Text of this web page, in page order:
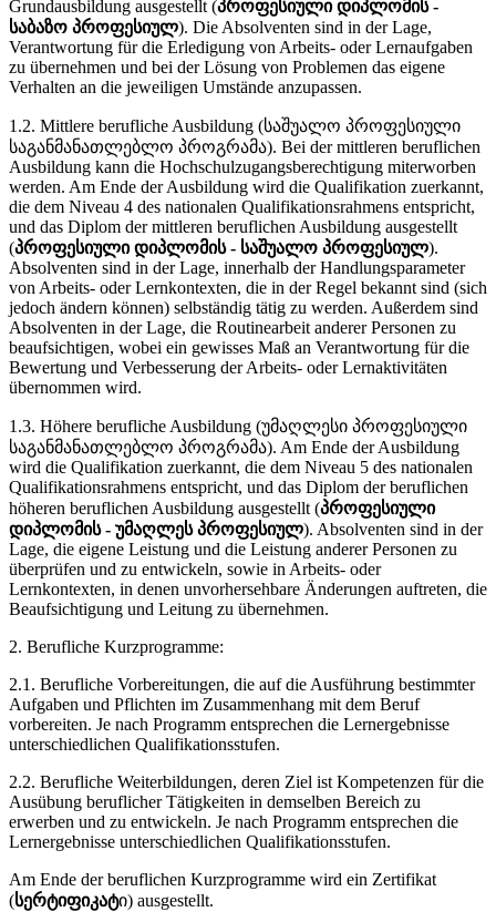
Grundausbildung ausgestellt (პროფესიული დიპლომის -
საბაზო პროფესიულ). Die Absolventen sind in der Lage,
Verantwortung für die Erledigung von Arbeits- oder Lernaufgaben
zu übernehmen und bei der Lösung von Problemen das eigene
Verhalten an die jeweiligen Umstände anzupassen.
1.2. Mittlere berufliche Ausbildung (საშუალო პროფესიული
საგანმანათლებლო პროგრამა). Bei der mittleren beruflichen
Ausbildung kann die Hochschulzugangsberechtigung miterworben
werden. Am Ende der Ausbildung wird die Qualifikation zuerkannt,
die dem Niveau 4 des nationalen Qualifikationsrahmens entspricht,
und das Diplom der mittleren beruflichen Ausbildung ausgestellt
(პროფესიული დიპლომის - საშუალო პროფესიულ).
Absolventen sind in der Lage, innerhalb der Handlungsparameter
von Arbeits- oder Lernkontexten, die in der Regel bekannt sind (sich
jedoch ändern können) selbständig tätig zu werden. Außerdem sind
Absolventen in der Lage, die Routinearbeit anderer Personen zu
beaufsichtigen, wobei ein gewisses Maß an Verantwortung für die
Bewertung und Verbesserung der Arbeits- oder Lernaktivitäten
übernommen wird.
1.3. Höhere berufliche Ausbildung (უმაღლესი პროფესიული
საგანმანათლებლო პროგრამა). Am Ende der Ausbildung
wird die Qualifikation zuerkannt, die dem Niveau 5 des nationalen
Qualifikationsrahmens entspricht, und das Diplom der beruflichen
höheren beruflichen Ausbildung ausgestellt (პროფესიული
დიპლომის - უმაღლეს პროფესიულ). Absolventen sind in der
Lage, die eigene Leistung und die Leistung anderer Personen zu
überprüfen und zu entwickeln, sowie in Arbeits- oder
Lernkontexten, in denen unvorhersehbare Änderungen auftreten, die
Beaufsichtigung und Leitung zu übernehmen.
2. Berufliche Kurzprogramme:
2.1. Berufliche Vorbereitungen, die auf die Ausführung bestimmter
Aufgaben und Pflichten im Zusammenhang mit dem Beruf
vorbereiten. Je nach Programm entsprechen die Lernergebnisse
unterschiedlichen Qualifikationsstufen.
2.2. Berufliche Weiterbildungen, deren Ziel ist Kompetenzen für die
Ausübung beruflicher Tätigkeiten in demselben Bereich zu
erwerben und zu entwickeln. Je nach Programm entsprechen die
Lernergebnisse unterschiedlichen Qualifikationsstufen.
Am Ende der beruflichen Kurzprogramme wird ein Zertifikat
(სერტიფიკატი) ausgestellt.